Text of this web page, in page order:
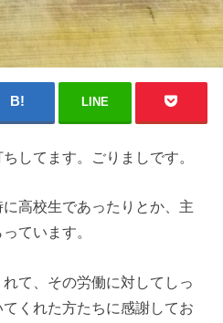
LINE
してます。ごりましです。
高校生であったりとか、主
ています。
て、その労働に対してしっ
くれた方たちに感謝してお